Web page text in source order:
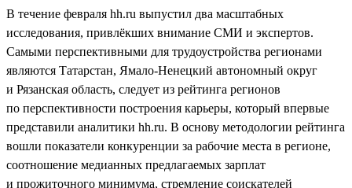
В течение февраля hh.ru выпустил два масштабных
исследования, привлёкших внимание СМИ и экспертов.
Самыми перспективными для трудоустройства регионами
являются Татарстан, Ямало-Ненецкий автономный округ
и Рязанская область, следует из рейтинга регионов
по перспективности построения карьеры, который впервые
представили аналитики hh.ru. В основу методологии рейтинга
вошли показатели конкуренции за рабочие места в регионе,
соотношение медианных предлагаемых зарплат
и прожиточного минимума, стремление соискателей